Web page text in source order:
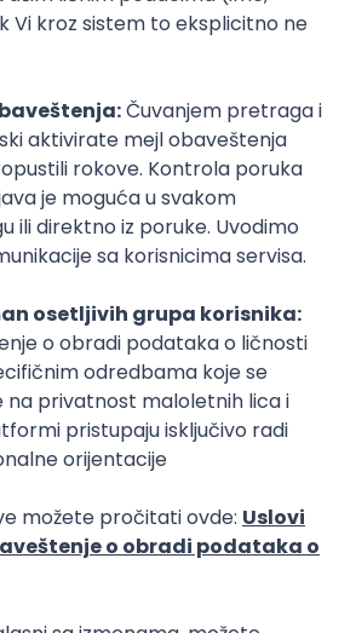
posle studija
Inženjer za zaštitu životne sredine
ekologija
Stručnjak za
zaštita životne
studija
prakse